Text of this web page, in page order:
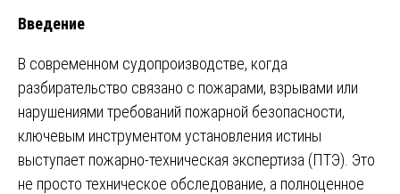
Введение
В современном судопроизводстве, когда
разбирательство связано с пожарами, взрывами или
нарушениями требований пожарной безопасности,
ключевым инструментом установления истины
выступает пожарно-техническая экспертиза (ПТЭ). Это
не просто техническое обследование, а полноценное